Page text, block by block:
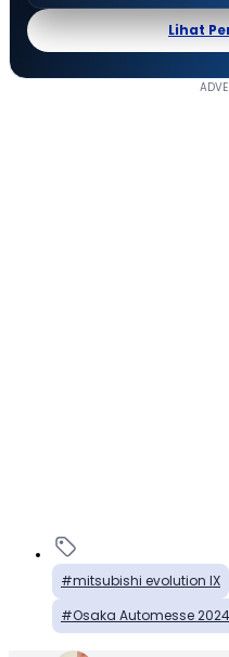
Lihat
mitsubishi evolution IX
Osaka Automesse 2024